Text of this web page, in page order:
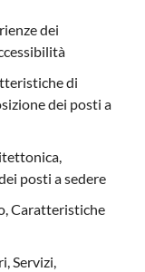
dei
di
dei posti a
posti a sedere
Caratteristiche
Servizi,